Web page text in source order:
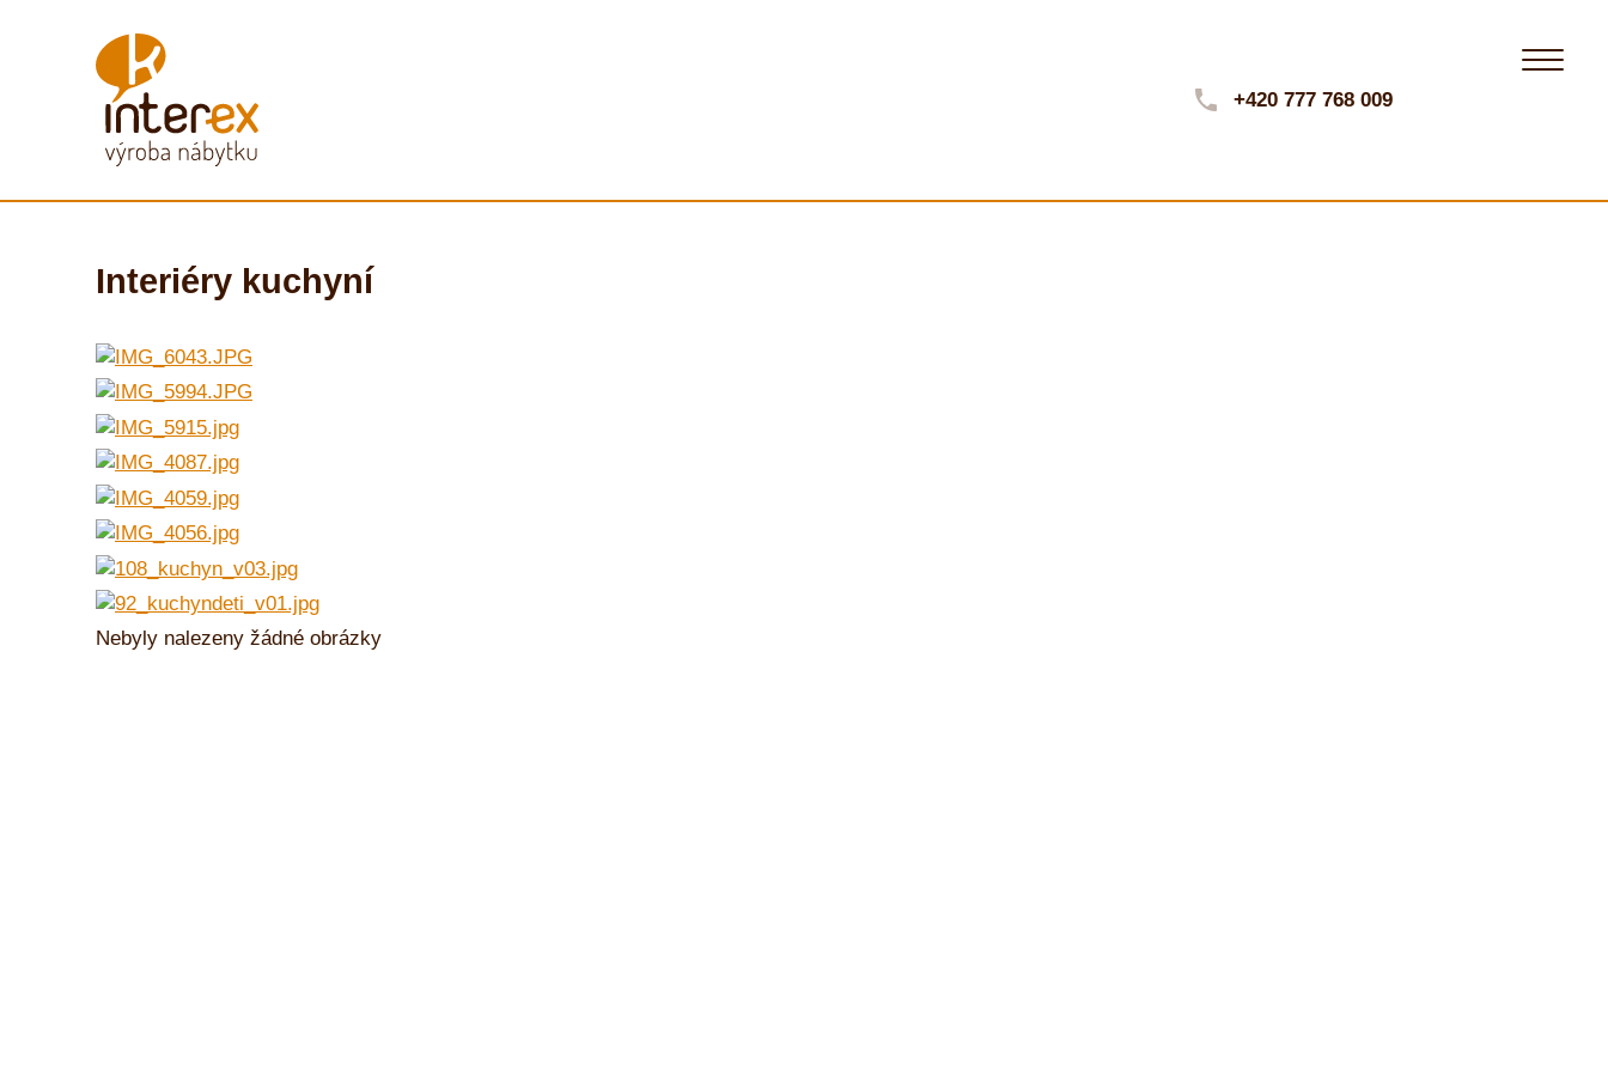
+420 777 768 009
Interiéry kuchyní
Nebyly nalezeny žádné obrázky